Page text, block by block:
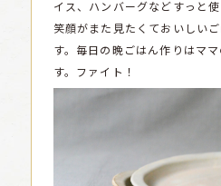
イス、ハンバーグなどすっと
笑顔がまた見たくておいしい
す。毎日の晩ごはん作りはマ
す。ファイト！